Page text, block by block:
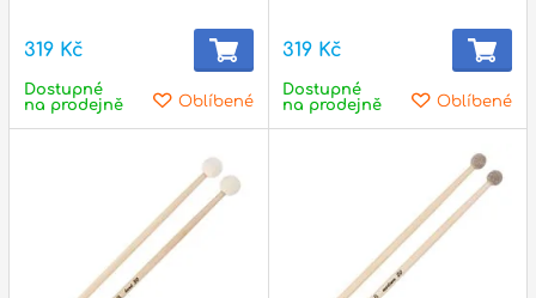
319 Kč
Oblíbené
Dostupné
na prodejně
319 Kč
Oblíbené
Dostupné
na prodejně